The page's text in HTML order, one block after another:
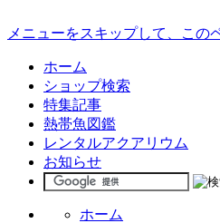
メニューをスキップして、この
ホーム
ショップ検索
特集記事
熱帯魚図鑑
レンタルアクアリウム
お知らせ
ホーム